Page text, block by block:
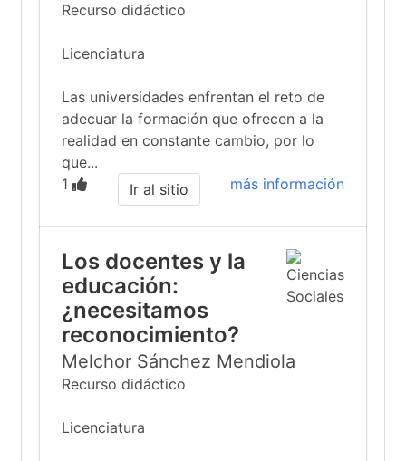
Recurso didáctico
Licenciatura
Las universidades enfrentan el reto de
adecuar la formación que ofrecen a la
realidad en constante cambio, por lo
que...
1
más información
Ir al sitio
Los docentes y la
educación:
¿necesitamos
reconocimiento?
Melchor Sánchez Mendiola
Recurso didáctico
Licenciatura